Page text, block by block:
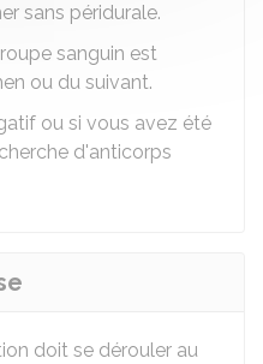
sans péridurale.
sanguin est
ou du suivant.
ou si vous avez été
d'anticorps
doit se dérouler au